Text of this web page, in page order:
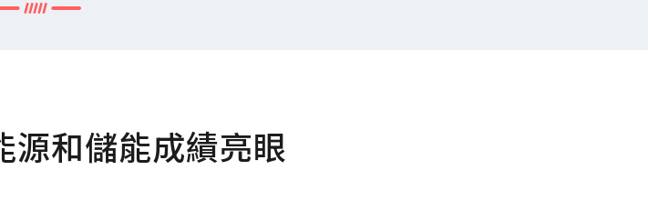
源和儲能成績亮眼